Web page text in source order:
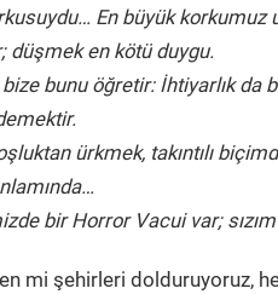
En büyük korkumuz
düşmek en kötü duygu.
bunu öğretir: İhtiyarlık da
ürkmek, takıntılı
bir Horror Vacui var; sızım
mi şehirleri dolduruyoruz,